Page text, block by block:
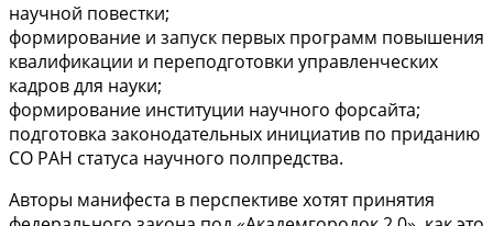
научной повестки;
формирование и запуск первых программ повышения
квалификации и переподготовки управленческих
кадров для науки;
формирование институции научного форсайта;
подготовка законодательных инициатив по приданию
СО РАН статуса научного полпредства.
Авторы манифеста в перспективе хотят принятия